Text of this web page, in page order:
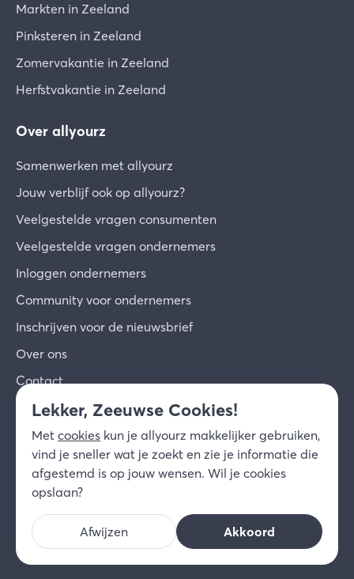
Markten in Zeeland
Pinksteren in Zeeland
Zomervakantie in Zeeland
Herfstvakantie in Zeeland
Over allyourz
Samenwerken met allyourz
Jouw verblijf ook op allyourz?
Veelgestelde vragen consumenten
Veelgestelde vragen ondernemers
Inloggen ondernemers
Community voor ondernemers
Inschrijven voor de nieuwsbrief
Over ons
Contact
© 2026 allyourz b.v.
Privacy
Cookies Disclaimer
Lekker, Zeeuwse Cookies!
Met cookies kun je allyourz makkelijker gebruiken,
vind je sneller wat je zoekt en zie je informatie die
afgestemd is op jouw wensen. Wil je cookies
opslaan?
Afwijzen Akkoord